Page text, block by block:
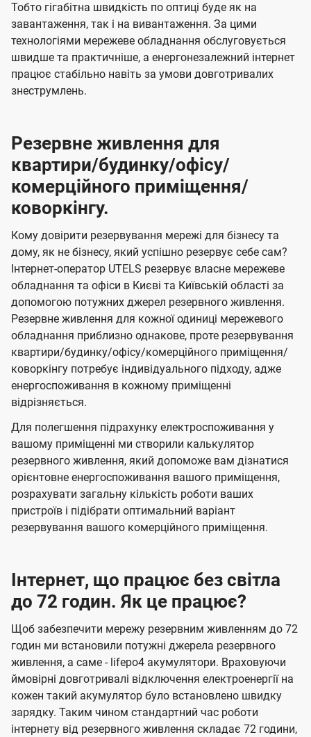
Тобто гігабітна швидкість по оптиці буде як на
завантаження, так і на вивантаження. За цими
технологіями мережеве обладнання обслуговується
швидше та практичніше, а енергонезалежний інтернет
працює стабільно навіть за умови довготривалих
знеструмлень.
Резервне живлення для
квартири/будинку/офісу/
комерційного приміщення/
коворкінгу.
Кому довірити резервування мережі для бізнесу та
дому, як не бізнесу, який успішно резервує себе сам?
Інтернет-оператор UTELS резервує власне мережеве
обладнання та офіси в Києві та Київській області за
допомогою потужних джерел резервного живлення.
Резервне живлення для кожної одиниці мережевого
обладнання приблизно однакове, проте резервування
квартири/будинку/офісу/комерційного приміщення/
коворкінгу потребує індивідуального підходу, адже
енергоспоживання в кожному приміщенні
відрізняється.
Для полегшення підрахунку електроспоживання у
вашому приміщенні ми створили калькулятор
резервного живлення, який допоможе вам дізнатися
орієнтовне енергоспоживання вашого приміщення,
розрахувати загальну кількість роботи ваших
пристроїв і підібрати оптимальний варіант
резервування вашого комерційного приміщення.
Інтернет, що працює без світла
до 72 годин. Як це працює?
Щоб забезпечити мережу резервним живленням до 72
годин ми встановили потужні джерела резервного
живлення, а саме - lifepo4 акумулятори. Враховуючи
ймовірні довготривалі відключення електроенергії на
кожен такий акумулятор було встановлено швидку
зарядку. Таким чином стандартний час роботи
інтернету від резервного живлення складає 72 години,